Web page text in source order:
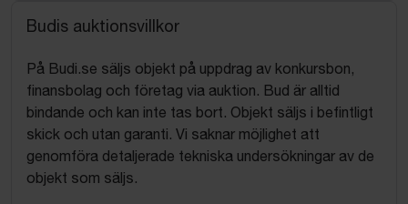
Budis auktionsvillkor
På Budi.se säljs objekt på uppdrag av konkursbon,
finansbolag och företag via auktion. Bud är alltid
bindande och kan inte tas bort. Objekt säljs i befintligt
skick och utan garanti. Vi saknar möjlighet att
genomföra detaljerade tekniska undersökningar av de
objekt som säljs.